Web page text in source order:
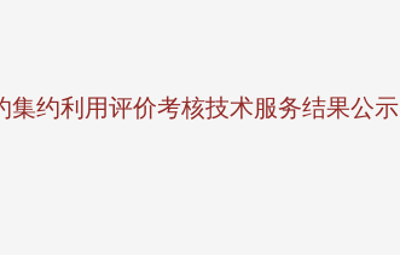
集约利用评价考核技术服务结果公示